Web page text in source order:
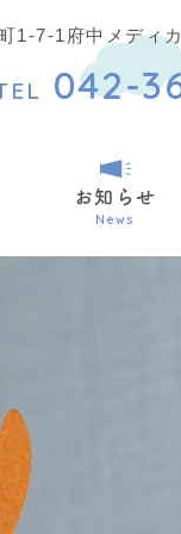
1-7-1府中メディ
042-
お知らせ
News